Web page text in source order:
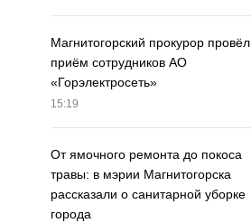
Магнитогорский прокурор провёл
приём сотрудников АО
«Горэлектросеть»
15:19
От ямочного ремонта до покоса
травы: в мэрии Магнитогорска
рассказали о санитарной уборке
города